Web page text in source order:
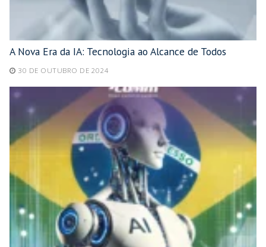
A Nova Era da IA: Tecnologia ao Alcance de Todos
30 DE OUTUBRO DE 2024